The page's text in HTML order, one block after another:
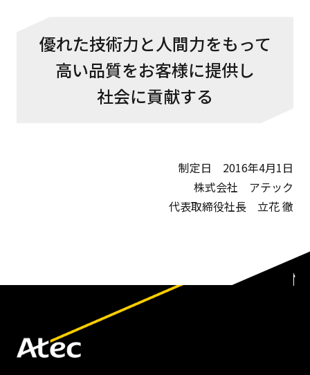
優れた技術力と人間力をもって
高い品質をお客様に提供し
社会に貢献する
制定日 2016年4月1日
株式会社 アテック
代表取締役社長 立花 徹